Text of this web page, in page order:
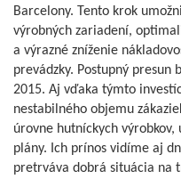
Barcelony. Tento krok
výrobných zariadení,
a výrazné zníženie
prevádzky. Postupný
2015. Aj vďaka týmto
nestabilného objemu
úrovne hutníckych
plány. Ich prínos vidíme aj
pretrváva dobrá situácia na